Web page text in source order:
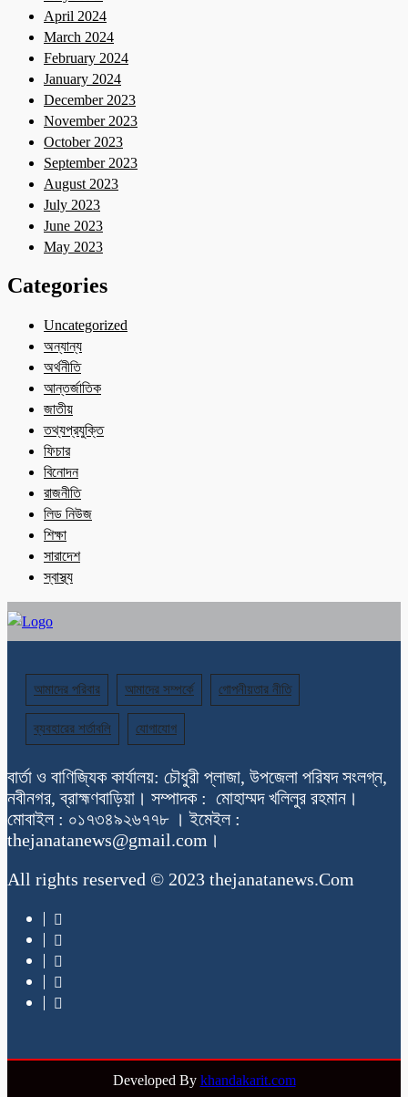
April 2024
March 2024
February 2024
January 2024
December 2023
November 2023
October 2023
September 2023
August 2023
July 2023
June 2023
May 2023
Categories
Uncategorized
অন্যান্য
অর্থনীতি
আন্তর্জাতিক
জাতীয়
তথ্যপ্রযুক্তি
ফিচার
বিনোদন
রাজনীতি
লিড নিউজ
শিক্ষা
সারাদেশ
স্বাস্থ্য
আমাদের পরিবার আমাদের সম্পর্কে গোপনীয়তার নীতি
ব্যবহারের শর্তাবলি যোগাযোগ
বার্তা ও বাণিজ্যিক কার্যালয়: চৌধুরী প্লাজা, উপজেলা পরিষদ সংলগ্ন,
নবীনগর, ব্রাহ্মণবাড়িয়া। সম্পাদক : মোহাম্মদ খলিলুর রহমান।
মোবাইল : ০১৭৩৪৯২৬৭৭৮ । ইমেইল :
thejanatanews@gmail.com।
All rights reserved © 2023 thejanatanews.Com
Developed By khandakarit.com